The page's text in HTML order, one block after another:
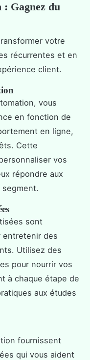
Gagnez du
votre
récurrentes et en
client.
vous
en fonction de
en ligne,
Cette
vos
répondre aux
sont
entretenir des
Utilisez des
pour nourrir vos
à chaque étape de
aux études
fournissent
qui vous aident